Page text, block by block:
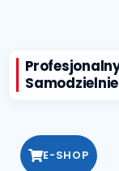
E-SHOP